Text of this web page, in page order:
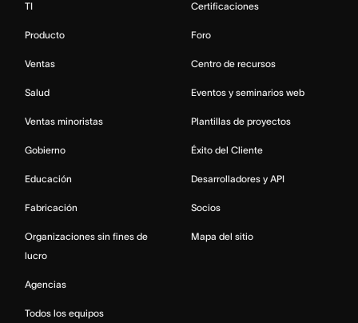
TI
Producto
Ventas
Salud
Ventas minoristas
Gobierno
Educación
Fabricación
Organizaciones sin fines de
lucro
Agencias
Todos los equipos
Certificaciones
Foro
Centro de recursos
Eventos y seminarios web
Plantillas de proyectos
Éxito del Cliente
Desarrolladores y API
Socios
Mapa del sitio